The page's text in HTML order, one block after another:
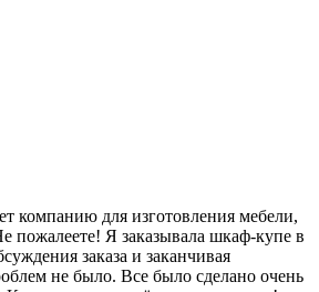
компанию для изготовления мебели,
пожалеете! Я заказывала шкаф-купе в
заказа и заканчивая
не было. Все было сделано очень